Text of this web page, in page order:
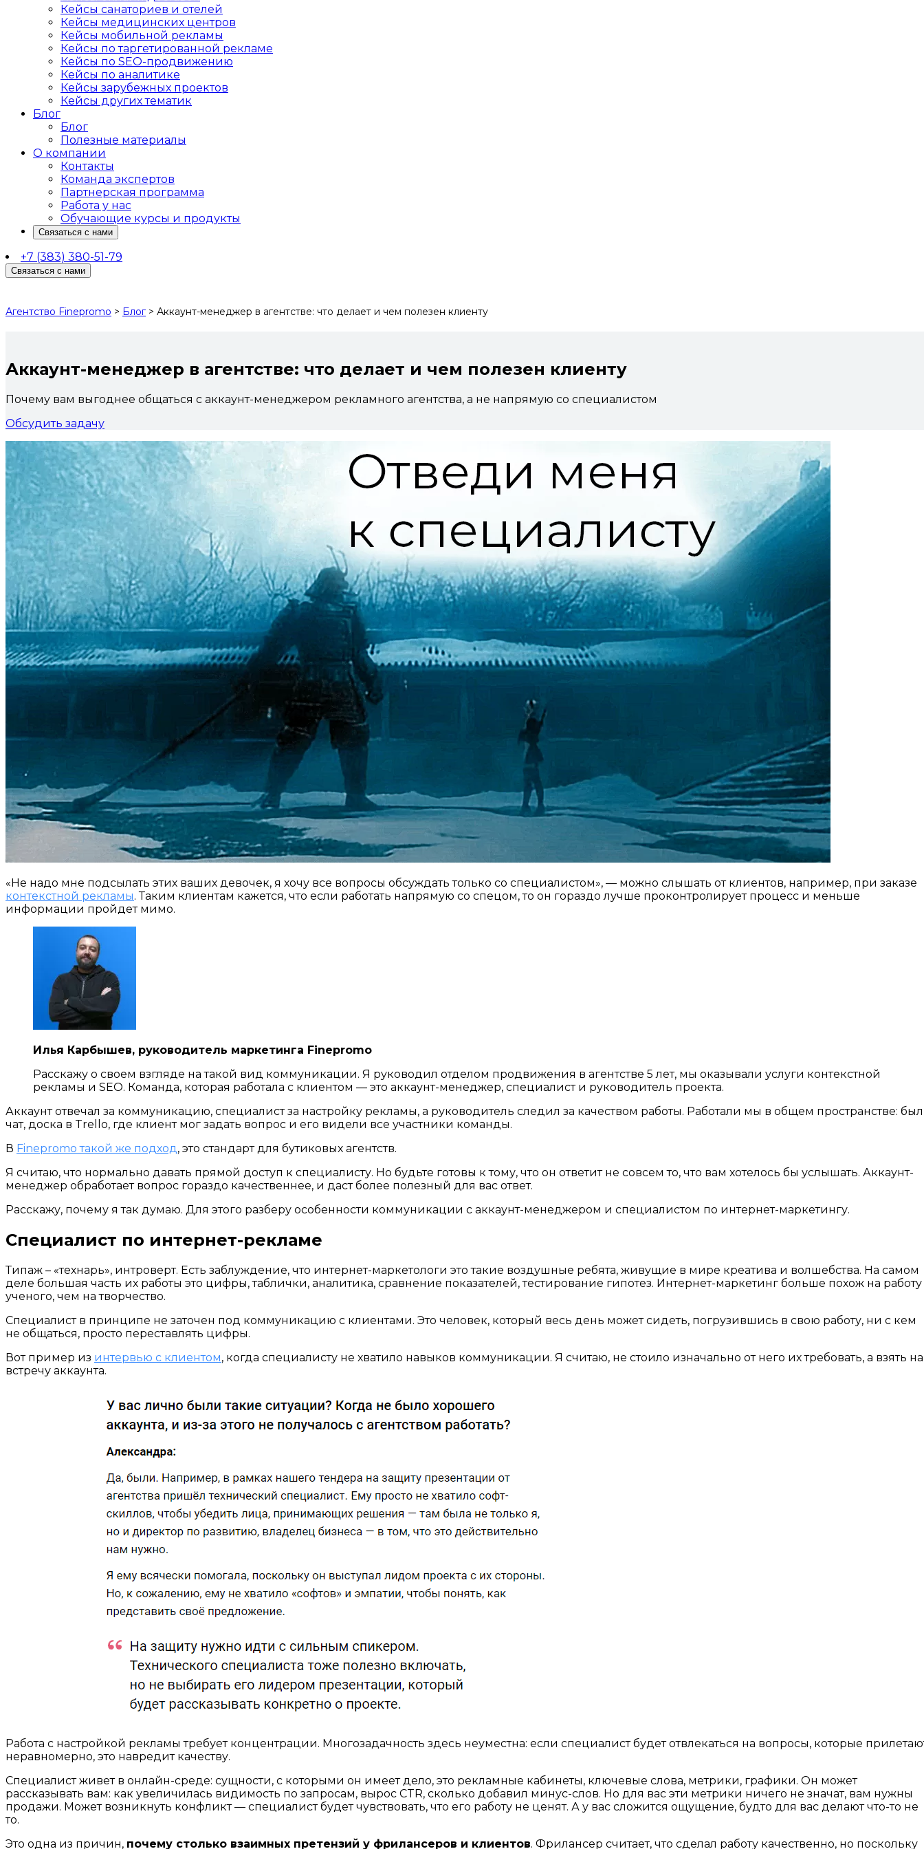
Кейсы санаториев и отелей
Кейсы медицинских центров
Кейсы мобильной рекламы
Кейсы по таргетированной рекламе
Кейсы по SEO-продвижению
Кейсы по аналитике
Кейсы зарубежных проектов
Кейсы других тематик
Блог
Блог
Полезные материалы
О компании
Контакты
Команда экспертов
Партнерская программа
Работа у нас
Обучающие курсы и продукты
Связаться с нами
+7 (383) 380-51-79
Связаться с нами
Агентство Finepromo > Блог> Аккаунт-менеджер в агентстве: что делает и чем полезен клиенту
Аккаунт-менеджер в агентстве: что делает и чем полезен клиенту
Почему вам выгоднее общаться с аккаунт-менеджером рекламного агентства, а не напрямую со специалистом
Обсудить задачу
«Не надо мне подсылать этих ваших девочек, я хочу все вопросы обсуждать только со специалистом», — можно слышать от клиентов, например, при заказе
контекстной рекламы. Таким клиентам кажется, что если работать напрямую со спецом, то он гораздо лучше проконтролирует процесс и меньше
информации пройдет мимо.
Илья Карбышев, руководитель маркетинга Finepromo
Расскажу о своем взгляде на такой вид коммуникации. Я руководил отделом продвижения в агентстве 5 лет, мы оказывали услуги контекстной
рекламы и SEO. Команда, которая работала с клиентом — это аккаунт-менеджер, специалист и руководитель проекта.
Аккаунт отвечал за коммуникацию, специалист за настройку рекламы, а руководитель следил за качеством работы. Работали мы в общем пространстве: был
чат, доска в Trello, где клиент мог задать вопрос и его видели все участники команды.
В Finepromo такой же подход, это стандарт для бутиковых агентств.
Я считаю, что нормально давать прямой доступ к специалисту. Но будьте готовы к тому, что он ответит не совсем то, что вам хотелось бы услышать. Аккаунт-
менеджер обработает вопрос гораздо качественнее, и даст более полезный для вас ответ.
Расскажу, почему я так думаю. Для этого разберу особенности коммуникации с аккаунт-менеджером и специалистом по интернет-маркетингу.
Специалист по интернет-рекламе
Типаж – «технарь», интроверт. Есть заблуждение, что интернет-маркетологи это такие воздушные ребята, живущие в мире креатива и волшебства. На самом
деле большая часть их работы это цифры, таблички, аналитика, сравнение показателей, тестирование гипотез. Интернет-маркетинг больше похож на работу
ученого, чем на творчество.
Специалист в принципе не заточен под коммуникацию с клиентами. Это человек, который весь день может сидеть, погрузившись в свою работу, ни с кем
не общаться, просто переставлять цифры.
Вот пример из интервью с клиентом, когда специалисту не хватило навыков коммуникации. Я считаю, не стоило изначально от него их требовать, а взять на
встречу аккаунта.
Работа с настройкой рекламы требует концентрации. Многозадачность здесь неуместна: если специалист будет отвлекаться на вопросы, которые
неравномерно, это навредит качеству.
Специалист живет в онлайн-среде: сущности, с которыми он имеет дело, это рекламные кабинеты, ключевые слова, метрики, графики. Он может
рассказывать вам: как увеличилась видимость по запросам, вырос CTR, сколько добавил минус-слов. Но для вас эти метрики ничего не значат, вам нужны
продажи. Может возникнуть конфликт — специалист будет чувствовать, что его работу не ценят. А у вас сложится ощущение, будто для вас делают что-то не
то.
Это одна из причин, почему столько взаимных претензий у фрилансеров и клиентов. Фрилансер считает, что сделал работу качественно, но поскольку